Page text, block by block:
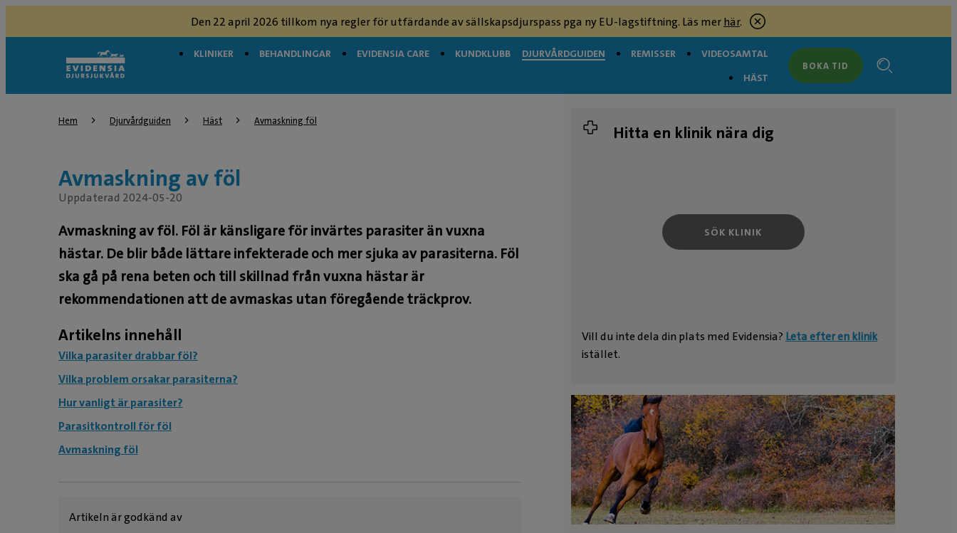
Den 22 april 2026 tillkom nya regler för utfärdande av sällskapsdjurspass pga ny EU-lagstiftning. Läs merhär.
KLINIKER BEHANDLINGAR EVIDENSIA CARE KUNDKLUBB DJURVÅRDGUIDEN REMISSER
VIDEOSAMTAL
HÄST
BOKA TID
Hem Djurvårdguiden Häst Avmaskning föl
Avmaskning av föl
Uppdaterad 2024-05-20
Avmaskning av föl. Föl är känsligare för invärtes parasiter än vuxna
hästar. De blir både lättare infekterade och mer sjuka av parasiterna. Föl
ska gå på rena beten och till skillnad från vuxna hästar är
rekommendationen att de avmaskas utan föregående träckprov.
Artikelns innehåll
Vilka parasiter drabbar föl?
Vilka problem orsakar parasiterna?
Hur vanligt är parasiter?
Parasitkontroll för föl
Avmaskning föl
Artikeln är godkänd av
Hitta en klinik nära dig
SÖK KLINIK
Vill du inte dela din plats med Evidensia? Leta efter en klinik
istället.